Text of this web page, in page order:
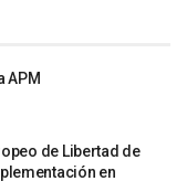
APM
de Libertad de
en